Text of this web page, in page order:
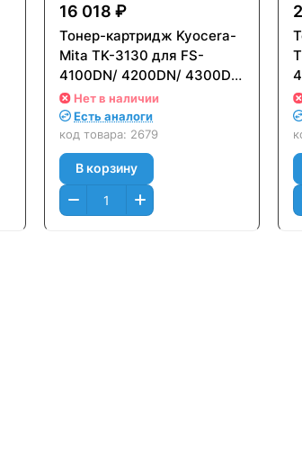
16 018 ₽
Тонер-картридж Kyocera-
Mita TK-3130 для FS-
4100DN/ 4200DN/ 4300DN
(25 000стр.) Черный
(Black) Оригинальный
Нет в наличии
Есть аналоги
код товара: 2679
В корзину